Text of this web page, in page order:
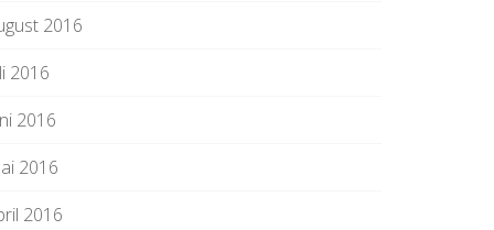
2016
2016
2016
2016
2016